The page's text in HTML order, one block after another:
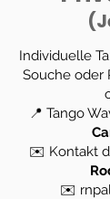
Individuelle
Souche oder
📍 Tango
✉️ Kontakt
✉️